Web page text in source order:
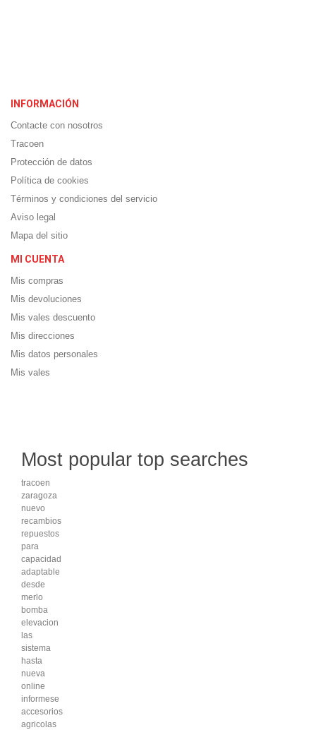
INFORMACIÓN
Contacte con nosotros
Tracoen
Protección de datos
Política de cookies
Términos y condiciones del servicio
Aviso legal
Mapa del sitio
MI CUENTA
Mis compras
Mis devoluciones
Mis vales descuento
Mis direcciones
Mis datos personales
Mis vales
Most popular top searches
tracoen
zaragoza
nuevo
recambios
repuestos
para
capacidad
adaptable
desde
merlo
bomba
elevacion
las
sistema
hasta
nueva
online
informese
accesorios
agricolas